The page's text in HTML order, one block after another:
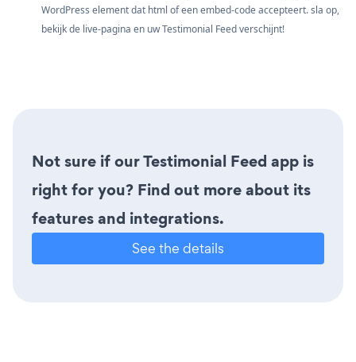
WordPress element dat html of een embed-code accepteert. sla op,
bekijk de live-pagina en uw Testimonial Feed verschijnt!
Not sure if our Testimonial Feed app is
right for you? Find out more about its
features and integrations.
See the details